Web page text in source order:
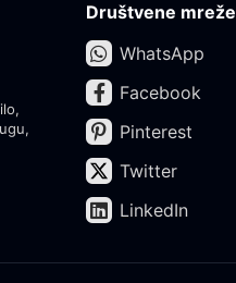
Društvene mreže
WhatsApp
Facebook
Pinterest
Twitter
LinkedIn